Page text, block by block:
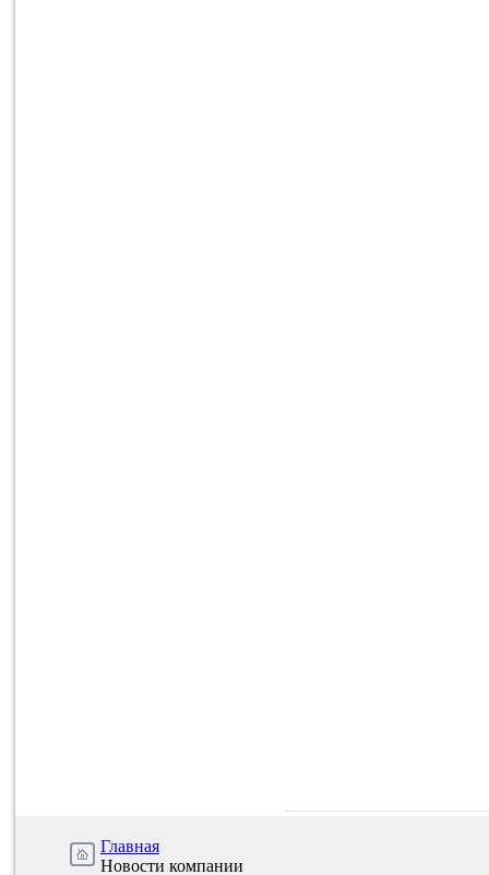
Главная
Новости компании